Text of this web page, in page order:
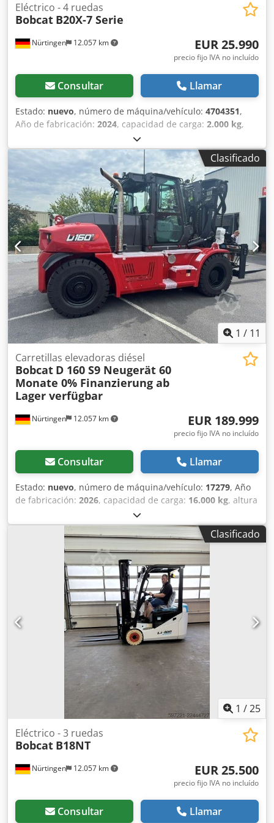
Nürtingen 12.057 km
Eléctrico - 4 ruedas
Bobcat B20X-7 Serie
EUR 25.990
precio fijo IVA no incluído
Consultar Llamar
Estado: nuevo, número de máquina/vehículo: 4704351,
Año de fabricación: 2024, capacidad de carga: 2.000 kg,
4.730 mm, ascensor libre:
centro de carga:500 mm, tipo de combustible:eléctrico,
tipo de mástil:triple , altura de construcción:2.230 mm,
longitud de la horquilla:1.200 mm, tipo de motor:
Eléctrico, fabricante: Bobcat Chedpfexz Spwsx Ah Hsa
Clasificado
1 / 11
Nürtingen 12.057 km
Carretillas elevadoras diésel
Bobcat D 160 S9 Neugerät 60
Monate 0% Finanzierung ab
Lager verfügbar
EUR 189.999
precio fijo IVA no incluído
Consultar Llamar
Estado: nuevo, número de máquina/vehículo: 17279, Año
de fabricación: 2026, capacidad de carga: 16.000 kg, altura
, ascensor libre:
de carga:600 mm, tipo de combustible:diésel, tipo de
triple, altura de construcción:3.030 mm, longitud
de la horquilla:2.400 mm, tamaño del neumático
12.00-20 100%, tamaño del neumático trasero:
12.00-20 100%, peso total:19.300 kg, Equipamiento:
, 5218640 Codpezp T Auefx Ah Heha Número de
serie: FDC0H-5107-00494
Clasificado
1 /25
Nürtingen 12.057 km
Eléctrico - 3 ruedas
Bobcat B18NT
EUR 25.500
precio fijo IVA no incluído
Consultar Llamar